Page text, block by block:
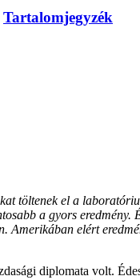
Tartalomjegyzék
töltenek el a
a gyors eredmény.
Amerikában elért
diplomata volt.